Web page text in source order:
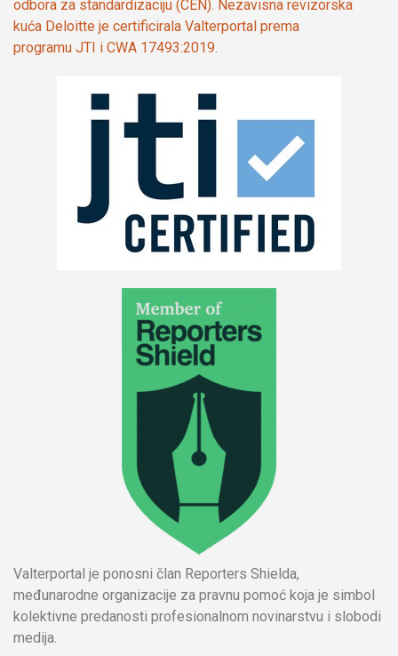
odbora za standardizaciju (CEN). Nezavisna revizorska
kuća Deloitte je certificirala Valterportal prema
programu JTI i CWA 17493:2019.
Valterportal je ponosni član Reporters Shielda,
međunarodne organizacije za pravnu pomoć koja je simbol
kolektivne predanosti profesionalnom novinarstvu i slobodi
medija.